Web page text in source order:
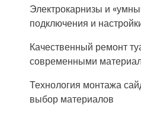
Электрокарнизы и
подключения и
Качественный ремонт
современными
Технология монтажа
выбор материалов